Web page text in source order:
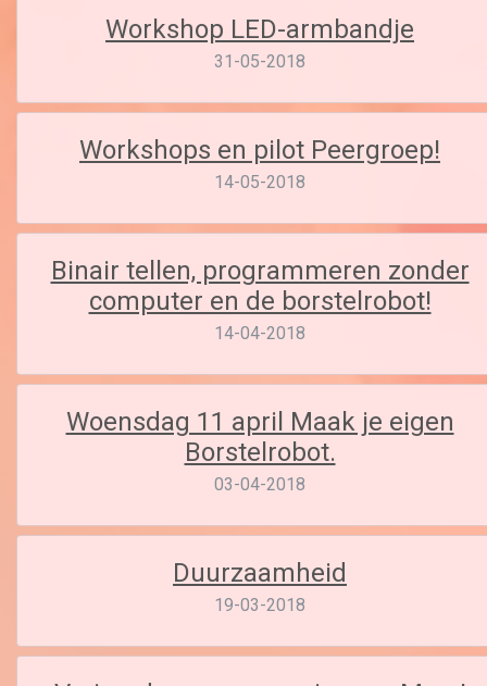
Workshop LED-armbandje
31-05-2018
Workshops en pilot Peergroep!
14-05-2018
Binair tellen, programmeren zonder
computer en de borstelrobot!
14-04-2018
Woensdag 11 april Maak je eigen
Borstelrobot.
03-04-2018
Duurzaamheid
19-03-2018